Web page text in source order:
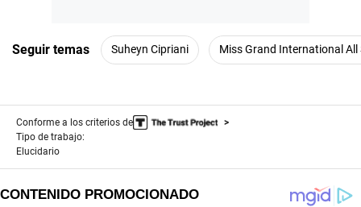
Seguir temas Suheyn Cipriani Miss Grand International All
Conforme a los criterios de
Tipo de trabajo:
Elucidario